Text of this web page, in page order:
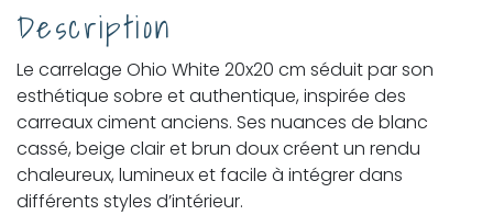
Description
Le carrelage Ohio White 20x20 cm séduit par son
esthétique sobre et authentique, inspirée des
carreaux ciment anciens. Ses nuances de blanc
cassé, beige clair et brun doux créent un rendu
chaleureux, lumineux et facile à intégrer dans
différents styles d’intérieur.